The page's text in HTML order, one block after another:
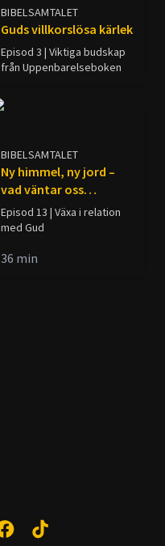
BIBELSAMTALET
Guds villkorslösa kärlek
Episod 3 | Viktiga budskap
från Uppenbarelseboken
BIBELSAMTALET
Ny himmel, ny jord –
vad väntar oss
egentligen?
Episod 13 | Växa i relation
med Gud
36 min